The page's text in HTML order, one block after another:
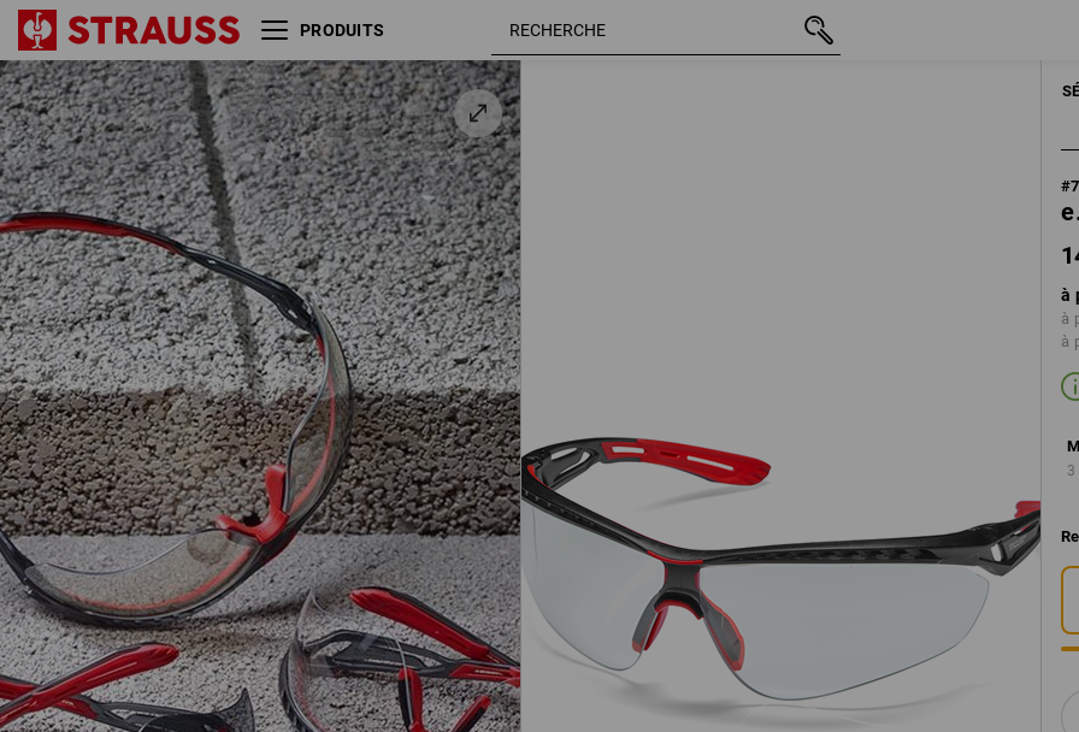
PRODUITS
#
à
à
à
3
e.s. Lunettes de protection
Seki
clair 14,28 €